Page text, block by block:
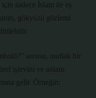
için sadece İslam ile eş
gökyüzü gözlemi
sorusu, mutlak bir
işlevini ve anlam
gelir. Örneğin: